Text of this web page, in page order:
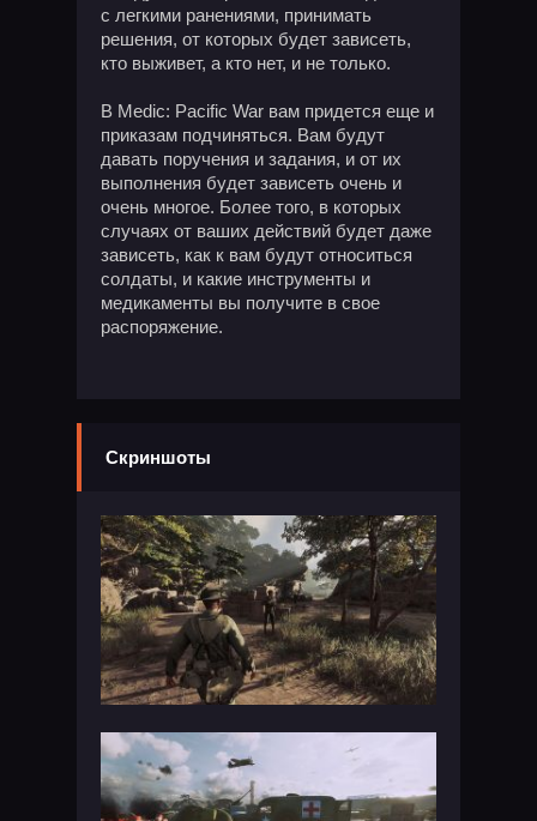
с легкими ранениями, принимать
решения, от которых будет зависеть,
кто выживет, а кто нет, и не только.
В Medic: Pacific War вам придется еще и
приказам подчиняться. Вам будут
давать поручения и задания, и от их
выполнения будет зависеть очень и
очень многое. Более того, в которых
случаях от ваших действий будет даже
зависеть, как к вам будут относиться
солдаты, и какие инструменты и
медикаменты вы получите в свое
распоряжение.
Скриншоты